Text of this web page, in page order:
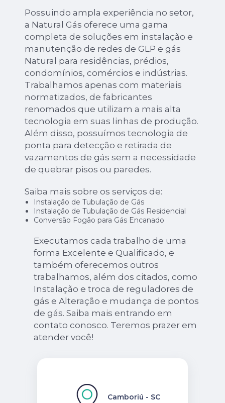
Possuindo ampla experiência no setor,
a Natural Gás oferece uma gama
completa de soluções em instalação e
manutenção de redes de GLP e gás
Natural para residências, prédios,
condomínios, comércios e indústrias.
Trabalhamos apenas com materiais
normatizados, de fabricantes
renomados que utilizam a mais alta
tecnologia em suas linhas de produção.
Além disso, possuímos tecnologia de
ponta para detecção e retirada de
vazamentos de gás sem a necessidade
de quebrar pisos ou paredes.
Saiba mais sobre os serviços de:
Instalação de Tubulação de Gás
Instalação de Tubulação de Gás Residencial
Conversão Fogão para Gás Encanado
Executamos cada trabalho de uma
forma Excelente e Qualificado, e
também oferecemos outros
trabalhamos, além dos citados, como
Instalação e troca de reguladores de
gás e Alteração e mudança de pontos
de gás. Saiba mais entrando em
contato conosco. Teremos prazer em
atender você!
Camboriú - SC